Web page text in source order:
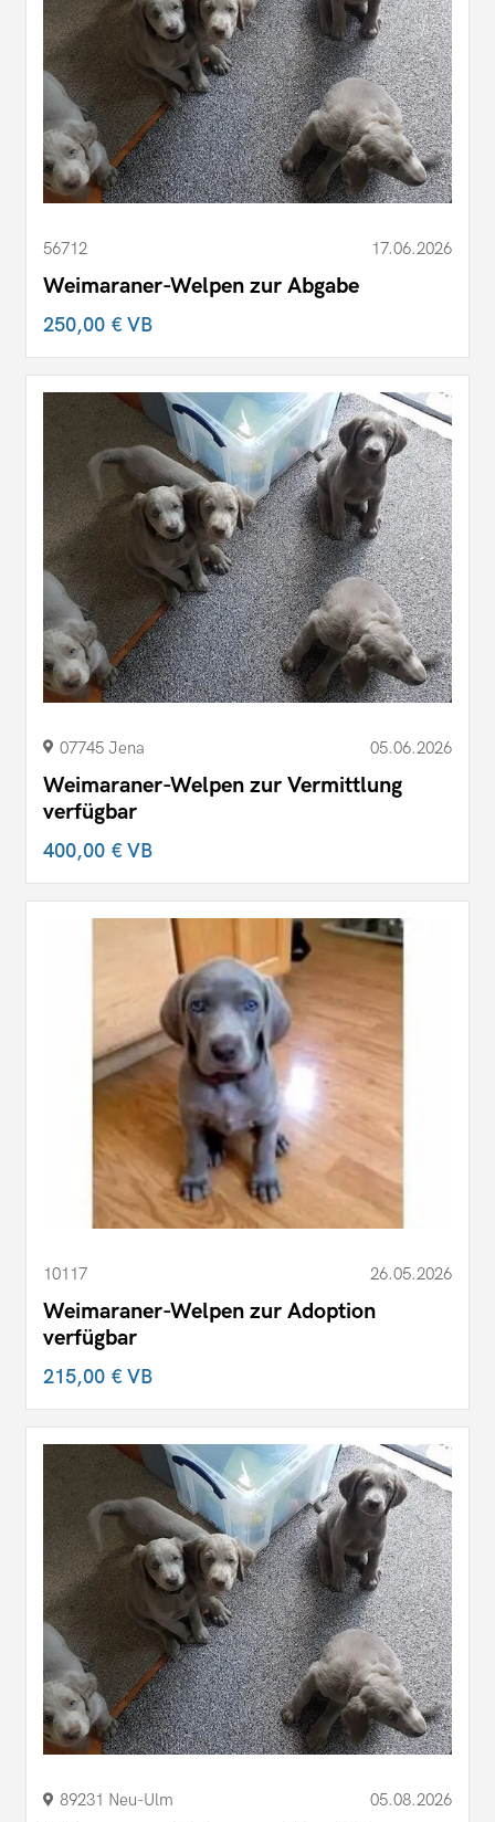
56712 17.06.2026
Weimaraner-Welpen zur Abgabe
250,00 €VB
07745 Jena 05.06.2026
Weimaraner-Welpen zur Vermittlung
verfügbar
400,00 €VB
10117 26.05.2026
Weimaraner-Welpen zur Adoption
verfügbar
215,00 €VB
89231 Neu-Ulm 05.08.2026